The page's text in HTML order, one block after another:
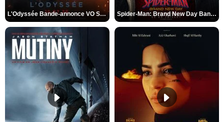
L'Odyssée Bande-annonce VO STFR Spider-Man: Brand New Day Bande-annonce VO STFR